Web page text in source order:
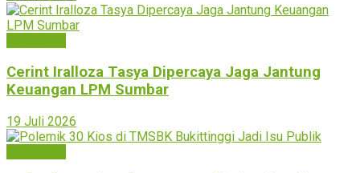
Cerint Iralloza Tasya Dipercaya Jaga Jantung
Keuangan LPM Sumbar
19 Juli 2026